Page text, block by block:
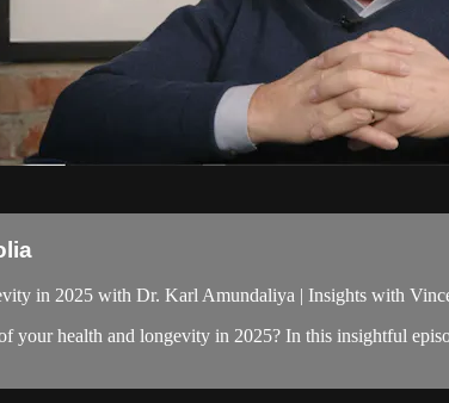
in 2025 with Dr. Karl Amundaliya | Insights with
your health and longevity in 2025? In this insightful